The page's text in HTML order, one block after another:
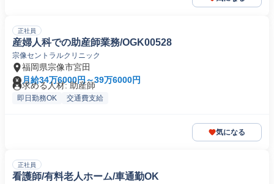
正社員
産婦人科での助産師業務/OGK00528
宗像セントラルクリニック
福岡県宗像市宮田
月給34万6000円～39万6000円
求める人材: 助産師
即日勤務OK 交通費支給
気になる
正社員
看護師/有料老人ホーム/車通勤OK